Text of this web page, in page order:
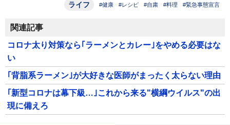
ライフ #健康 #レシピ #自粛 #料理 #緊急事態宣言
関連記事
コロナ太り対策なら｢ラーメンとカレー｣をやめる必要はな
い
｢背脂系ラーメン｣が大好きな医師がまったく太らない理由
｢新型コロナは幕下級…｣これから来る"横綱ウイルス"の出
現に備えろ